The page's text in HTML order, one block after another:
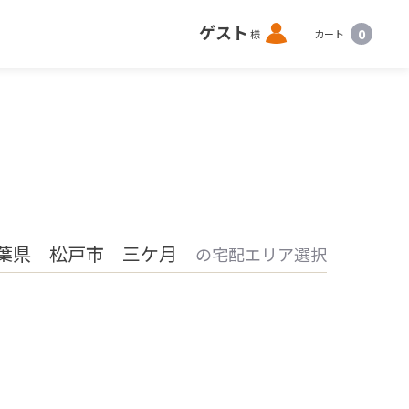
ゲスト 様 ロ
グ
カート 0
県 松戸市 三ケ月 の宅配エリア選択